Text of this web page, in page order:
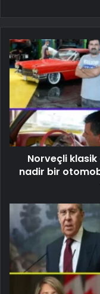
Norveçli
nadir bir